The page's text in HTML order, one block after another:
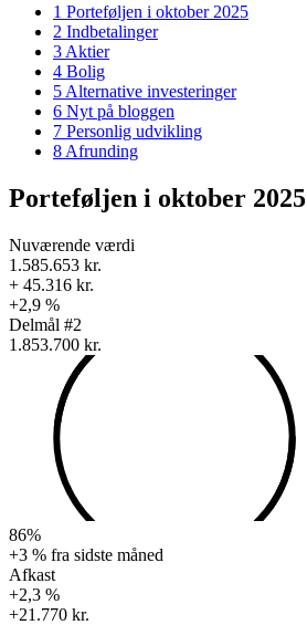
1 Porteføljen i oktober 2025
2 Indbetalinger
3 Aktier
4 Bolig
5 Alternative investeringer
6 Nyt på bloggen
7 Personlig udvikling
8 Afrunding
Porteføljen i oktober 2025
Nuværende værdi
1.585.653 kr.
+ 45.316 kr.
+2,9 %
Delmål #2
1.853.700 kr.
86%
+3 % fra sidste måned
Afkast
+2,3 %
+21.770 kr.